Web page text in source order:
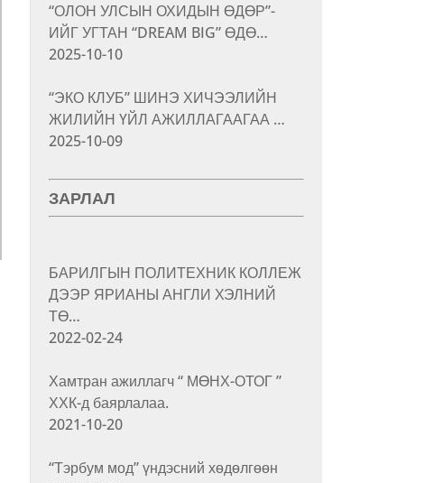
“ОЛОН УЛСЫН ОХИДЫН ӨДӨР”-
ИЙГ УГТАН “DREAM BIG” ӨДӨ…
2025-10-10
“ЭКО КЛУБ” ШИНЭ ХИЧЭЭЛИЙН
ЖИЛИЙН ҮЙЛ АЖИЛЛАГААГАА …
2025-10-09
ЗАРЛАЛ
БАРИЛГЫН ПОЛИТЕХНИК КОЛЛЕЖ
ДЭЭР ЯРИАНЫ АНГЛИ ХЭЛНИЙ
ТӨ…
2022-02-24
Хамтран ажиллагч “ МӨНХ-ОТОГ ”
ХХК-д баярлалаа.
2021-10-20
“Тэрбум мод” үндэсний хөдөлгөөн